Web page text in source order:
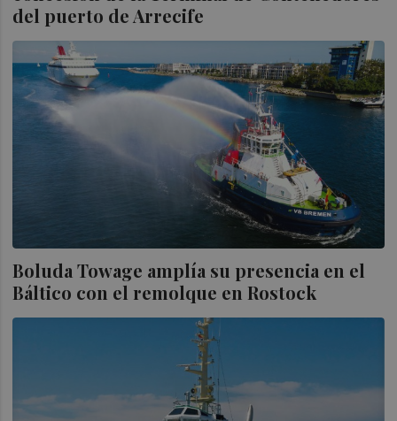
del puerto de Arrecife
Boluda Towage amplía su presencia en el
Báltico con el remolque en Rostock